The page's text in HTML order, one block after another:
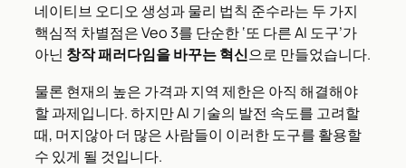
네이티브 오디오 생성과 물리 법칙 준수라는 두 가지
핵심적 차별점은 Veo 3를 단순한 ‘또 다른 AI 도구’가
아닌 창작 패러다임을 바꾸는 혁신으로 만들었습니다.
물론 현재의 높은 가격과 지역 제한은 아직 해결해야
할 과제입니다. 하지만 AI 기술의 발전 속도를 고려할
때, 머지않아 더 많은 사람들이 이러한 도구를 활용할
수 있게 될 것입니다.